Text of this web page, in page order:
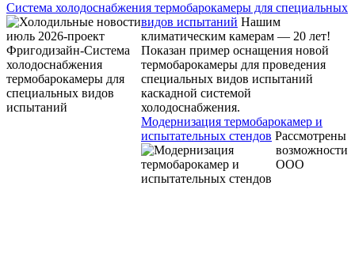
Система холодоснабжения термобарокамеры для специальных
видов испытаний Нашим
климатическим камерам — 20 лет!
Показан пример оснащения новой
термобарокамеры для проведения
специальных видов испытаний
каскадной системой
холодоснабжения.
Модернизация термобарокамер и
испытательных стендов Рассмотрены
возможности
ООО